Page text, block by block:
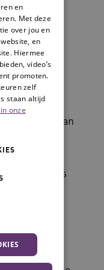
passende
gebied van
is
en
Met deze
over jou en
en
Hiermee
video’s
promoten.
zelf
staan altijd
onze